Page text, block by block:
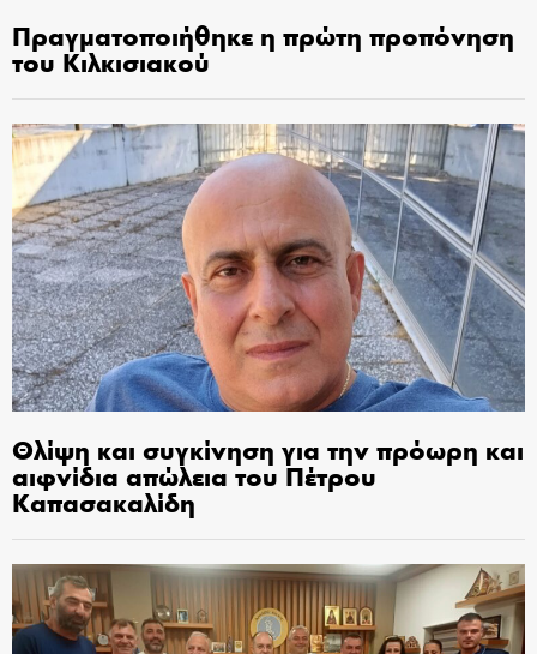
Πραγματοποιήθηκε η πρώτη προπόνηση
του Κιλκισιακού
Θλίψη και συγκίνηση για την πρόωρη και
αιφνίδια απώλεια του Πέτρου
Καπασακαλίδη